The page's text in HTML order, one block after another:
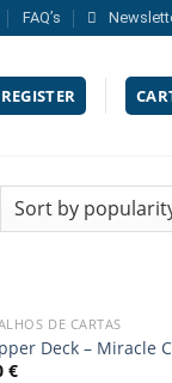
FAQ’s
DE CARTAS
Deck – Miracle
€